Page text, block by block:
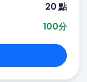
20 點
100分